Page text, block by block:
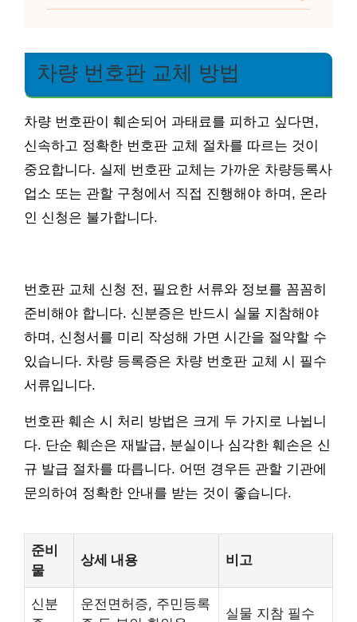
차량 번호판 교체 방법
차량 번호판이 훼손되어 과태료를 피하고 싶다면,
신속하고 정확한 번호판 교체 절차를 따르는 것이
중요합니다. 실제 번호판 교체는 가까운 차량등록사
업소 또는 관할 구청에서 직접 진행해야 하며, 온라
인 신청은 불가합니다.
번호판 교체 신청 전, 필요한 서류와 정보를 꼼꼼히
준비해야 합니다. 신분증은 반드시 실물 지참해야
하며, 신청서를 미리 작성해 가면 시간을 절약할 수
있습니다. 차량 등록증은 차량 번호판 교체 시 필수
서류입니다.
번호판 훼손 시 처리 방법은 크게 두 가지로 나뉩니
다. 단순 훼손은 재발급, 분실이나 심각한 훼손은 신
규 발급 절차를 따릅니다. 어떤 경우든 관할 기관에
문의하여 정확한 안내를 받는 것이 좋습니다.
준비
물
상세 내용 비고
신분
운전면허증, 주민등록
실물 지참 필수